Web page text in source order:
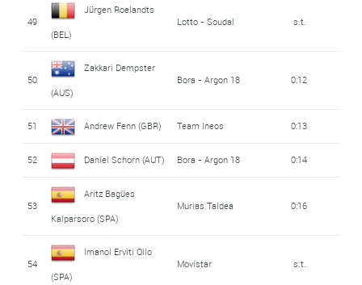
49
Jürgen Roelandts
(BEL)
Lotto - Soudal s.t.
50
Zakkari Dempster
(AUS)
Bora - Argon 18 0:12
51 Andrew Fenn (GBR) Team Ineos 0:13
52 Daniel Schorn (AUT) Bora - Argon 18 0:14
53
Aritz Bagües
Kalparsoro (SPA)
Murias Taldea 0:16
54
Imanol Erviti Ollo
(SPA)
Movistar s.t.